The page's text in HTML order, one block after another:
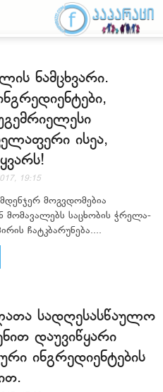
ნამცხვარი.
ისეა,
19:15
მოგვდომებია
მომავალებს საცხობის ჭრელა-
ჩატკბარუნება....
სადღესასწაულო
დაუვიწყარი
ინგრედიენტების